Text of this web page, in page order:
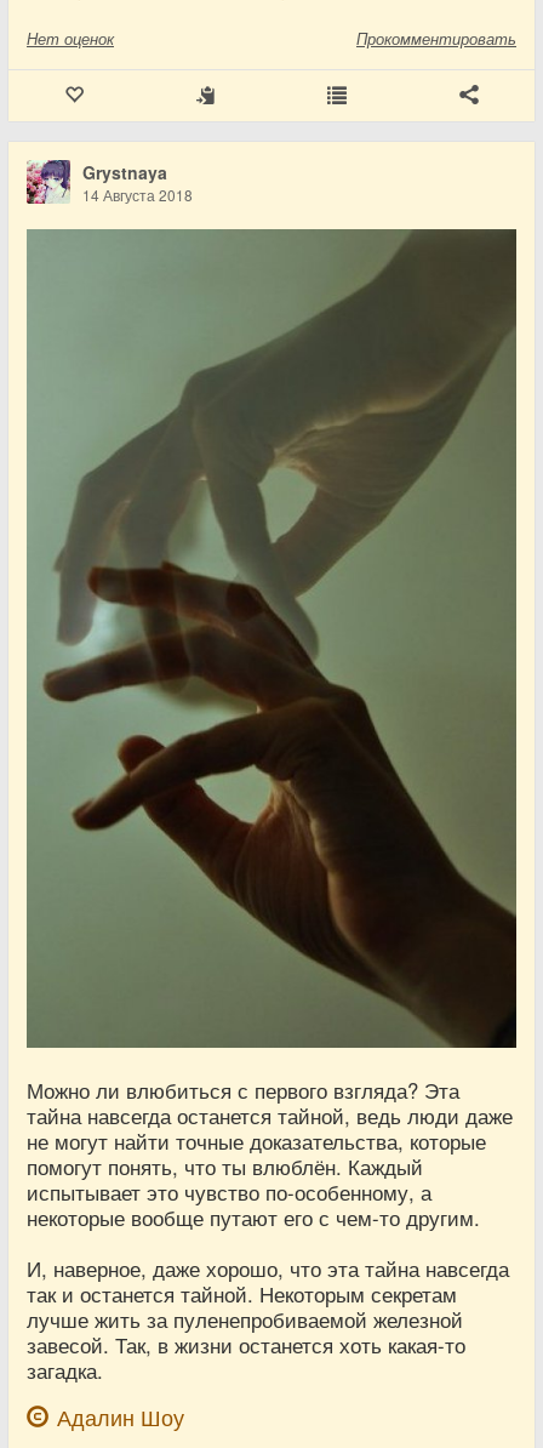
Нет оценок Прокомментировать
Grystnaya
14 Августа 2018
Можно ли влюбиться с первого взгляда? Эта
тайна навсегда останется тайной, ведь люди даже
не могут найти точные доказательства, которые
помогут понять, что ты влюблён. Каждый
испытывает это чувство по-особенному, а
некоторые вообще путают его с чем-то другим.
И, наверное, даже хорошо, что эта тайна навсегда
так и останется тайной. Некоторым секретам
лучше жить за пуленепробиваемой железной
завесой. Так, в жизни останется хоть какая-то
загадка.
Адалин Шоу